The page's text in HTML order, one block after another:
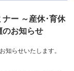
ー ～産休･育休
のお知らせ
知らせいたします。